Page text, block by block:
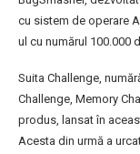
cu sistem de operare
ul cu numărul 100.000
Suita Challenge,
Challenge, Memory
produs, lansat în
Acesta din urmă a